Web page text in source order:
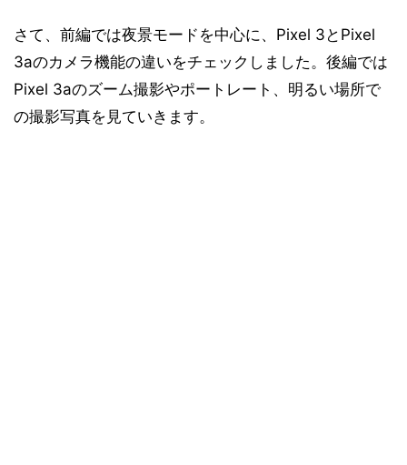
さて、前編では夜景モードを中心に、Pixel 3とPixel
3aのカメラ機能の違いをチェックしました。後編では
Pixel 3aのズーム撮影やポートレート、明るい場所で
の撮影写真を見ていきます。